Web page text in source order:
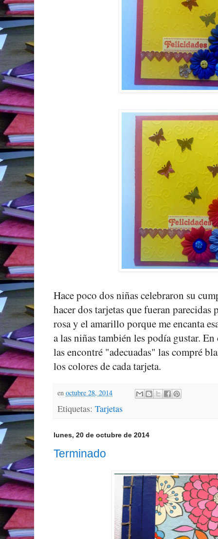
Hace poco dos niñas celebraron su
hacer dos tarjetas que fueran
rosa y el amarillo porque me encanta
a las niñas también les podía gustar.
las encontré "adecuadas" las compré
los colores de cada tarjeta.
en octubre 28, 2014
Etiquetas: Tarjetas
lunes, 20 de octubre de 2014
Terminado